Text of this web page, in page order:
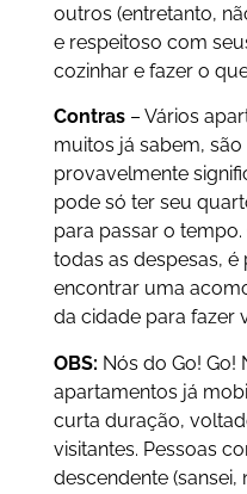
outros (entretanto,
e respeitoso com
cozinhar e fazer o
Contras– Vários
muitos já sabem,
provavelmente
pode só ter seu
para passar o
todas as despesas,
encontrar uma
da cidade para fazer
OBS: Nós do Go!
apartamentos já
curta duração,
visitantes. Pessoas
descendente (sansei,